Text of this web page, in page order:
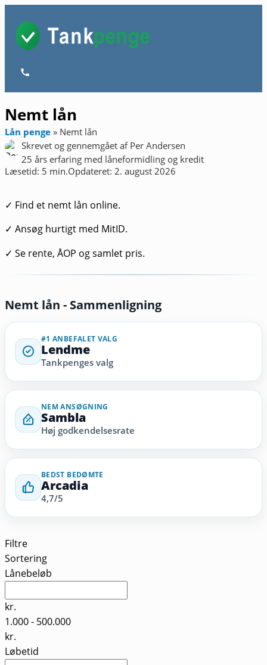
indholdet
Nemt lån
Lån penge » Nemt lån
Skrevet og gennemgået af Per Andersen
25 års erfaring med låneformidling og kredit
Læsetid: 5 min.Opdateret: 2. august 2026
✓ Find et nemt lån online.
✓ Ansøg hurtigt med MitID.
✓ Se rente, ÅOP og samlet pris.
Nemt lån - Sammenligning
#1 ANBEFALET VALG
Lendme
Tankpenges valg
NEM ANSØGNING
Sambla
Høj godkendelsesrate
BEDST BEDØMTE
Arcadia
4,7/5
Filtre
Sortering
Lånebeløb
kr.
1.000- 500.000
kr.
Løbetid